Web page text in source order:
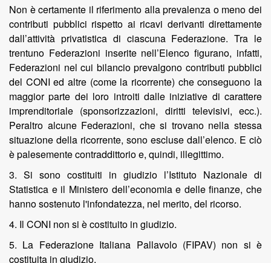
Non è certamente il riferimento alla prevalenza o meno dei
contributi pubblici rispetto ai ricavi derivanti direttamente
dall’attività privatistica di ciascuna Federazione. Tra le
trentuno Federazioni inserite nell’Elenco figurano, infatti,
Federazioni nel cui bilancio prevalgono contributi pubblici
del CONI ed altre (come la ricorrente) che conseguono la
maggior parte dei loro introiti dalle iniziative di carattere
imprenditoriale (sponsorizzazioni, diritti televisivi, ecc.).
Peraltro alcune Federazioni, che si trovano nella stessa
situazione della ricorrente, sono escluse dall’elenco. E ciò
è palesemente contraddittorio e, quindi, illegittimo.
3. Si sono costituiti in giudizio l’Istituto Nazionale di
Statistica e il Ministero dell’economia e delle finanze, che
hanno sostenuto l'infondatezza, nel merito, del ricorso.
4. Il CONI non si è costituito in giudizio.
5. La Federazione Italiana Pallavolo (FIPAV) non si è
costituita in giudizio.